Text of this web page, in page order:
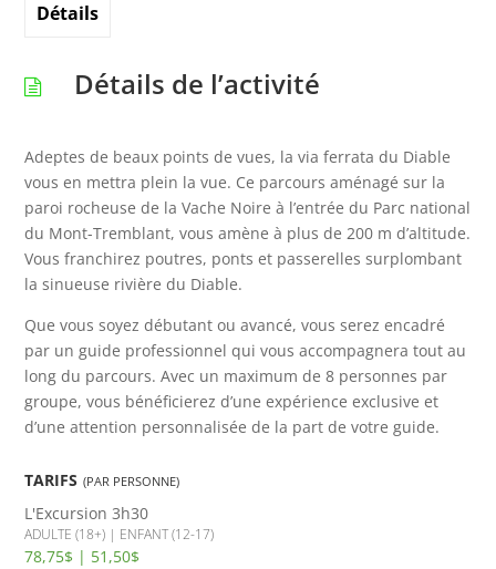
Détails
Détails de l’activité
Adeptes de beaux points de vues, la via ferrata du Diable
vous en mettra plein la vue. Ce parcours aménagé sur la
paroi rocheuse de la Vache Noire à l’entrée du Parc national
du Mont-Tremblant, vous amène à plus de 200 m d’altitude.
Vous franchirez poutres, ponts et passerelles surplombant
la sinueuse rivière du Diable.
Que vous soyez débutant ou avancé, vous serez encadré
par un guide professionnel qui vous accompagnera tout au
long du parcours. Avec un maximum de 8 personnes par
groupe, vous bénéficierez d’une expérience exclusive et
d’une attention personnalisée de la part de votre guide.
TARIFS (PAR PERSONNE)
L'Excursion 3h30
ADULTE (18+) | ENFANT (12-17)
78,75$ | 51,50$